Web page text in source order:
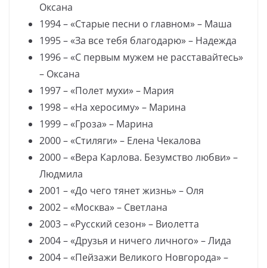
Оксана
1994 – «Старые песни о главном» – Маша
1995 – «За все тебя благодарю» – Надежда
1996 – «С первым мужем не расставайтесь»
– Оксана
1997 – «Полет мухи» – Мария
1998 – «На херосиму» – Марина
1999 – «Гроза» – Марина
2000 – «Стиляги» – Елена Чекалова
2000 – «Вера Карлова. Безумство любви» –
Людмила
2001 – «До чего тянет жизнь» – Оля
2002 – «Москва» – Светлана
2003 – «Русский сезон» – Виолетта
2004 – «Друзья и ничего личного» – Лида
2004 – «Пейзажи Великого Новгорода» –